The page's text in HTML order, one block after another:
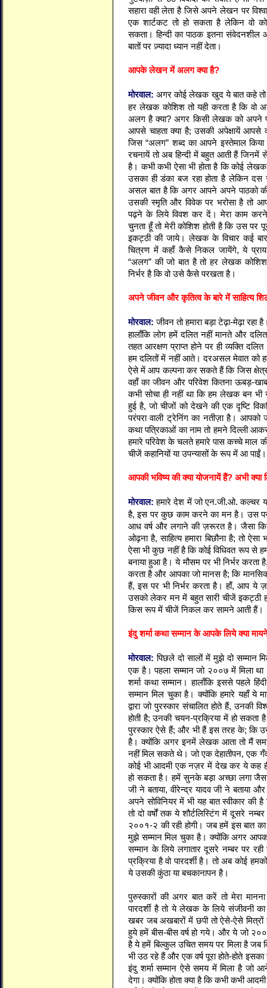
सहारा वही लेता है जिसे अपने लेखन पर
एक शार्टकट तो हो सकता है लेकिन वो
सकता। हिन्दी का पाठक इतना संवेदनशील
बातों पर ज़्यादा ध्यान नहीं देता।
आपके लेखन में अलग क्या है?
मोरवाल:अगर कोई लेखक खुद ये बात कहे तो
हर लेखक कोशिश तो यही करता है कि वो
अलग है क्या? अगर किसी लेखक को अपने
आपसे चाहता क्या है; उसकी अपेक्षायें
जिस “अलग” शब्द का आपने इस्तेमाल
रचनायें तो अब हिन्दी में बहुत आती हैं जिनमें से
है। कभी कभी ऐसा भी होता है कि कोई लेखक
उसका ही डंका बज रहा होता है लेकिन दस
असल बात है कि अगर आपने अपने पाठको
उसकी स्मृति और विवेक पर भरोसा है तो
पढ़ने के लिये विवश कर दें। मेरा काम
चुनता हूँ तो मेरी कोशिश होती है कि उस पर
इकट्ठी की जाये। लेखक के विचार कई बार
चित्रण में कहाँ कैसे निकल जायेंगे, ये
“अलग” की जो बात है तो हर लेखक
निर्भर है कि वो उसे कैसे परखता है।
अपने जीवन और कृतित्व के बारे में साहित्य
मोरवाल:जीवन तो हमारा बड़ा टेढ़ा-मेढ़ा
हालाँकि लोग हमें दलित नहीं मानते और
तहत आरक्षण प्राप्त होने पर ही व्यक्ति
हम दलितों में नहीं आते। दरअसल मेवात को
ऐसे में आप कल्पना कर सकते हैं कि जिस क्षेत्र
वहाँ का जीवन और परिवेश कितना ऊबड़-
कभी सोचा ही नहीं था कि हम लेखक बन
हुई है, जो चीजों को देखने की एक दृष्टि
परंपरा वाली ट्रेनिंग का नतीज़ा है। आपको
कथा पत्रिकाओं का नाम तो हमने दिल्ली
हमारे परिवेश के चलते हमारे पास कच्चे माल
चीजें कहानियों या उपन्यासों के रूप में आ पाईं।
आपकी भविष्य की क्या योजनायें हैं? अभी
मोरवाल:हमारे देश में जो एन.जी.ओ. कल्चर
है, इस पर कुछ काम करने का मन है। उस
आध वर्ष और लगाने की ज़रूरत है। जैसा कि
ओढ़ना है, साहित्य हमारा बिछौना है; तो
ऐसा भी कुछ नहीं है कि कोई विधिवत रूप से
बनाया हुआ है। ये मौसम पर भी निर्भर करता है,
करता है और आपका जो मानस है; कि
हैं, इस पर भी निर्भर करता है। हाँ, आप ये
उसको लेकर मन में बहुत सारी चीजें इकट्ठी हो
किस रूप में चीजें निकल कर सामने आती हैं।
इंदु शर्मा कथा सम्मान के आपके लिये क्या
मोरवाल:पिछले दो सालों में मुझे दो सम्मान
एक है। पहला सम्मान जो २००७ में मिला
शर्मा कथा सम्मान। हालाँकि इससे पहले
सम्मान मिल चुका है। क्योंकि हमारे यहाँ ये
द्वारा जो पुरस्कार संचालित होते हैं, उनकी
होती है; उनकी चयन-प्रक्रिया में हो सकता
पुरस्कार ऐसे हैं; और भी हैं इस तरह के; कि
है। क्योंकि अगर इनमें लेखक आता तो मैं
नहीं मिल सकते थे। जो एक देहातीपन, एक
कोई भी आदमी एक नज़र में देख कर ये कह
हो सकता है। हमें सुनके बड़ा अच्छा लगा
जी ने बताया, वीरेन्द्र यादव जी ने बताया
अपने सोविनियर में भी यह बात स्वीकार की
तो दो वर्षों तक ये शौर्टलिस्टिंग में दूसरे
२००१-२ की रही होगी। जब हमें इस बात का
मुझे सम्मान मिल चुका है। क्योंकि अगर
सम्मान के लिये लगातार दूसरे नम्बर पर
प्रक्रिया है वो पारदर्शी है। तो अब कोई
ये उसकी कुंठा या बचकानापन है।
पुरुस्कारों की अगर बात करें तो मेरा
पारदर्शी है तो ये लेखक के लिये संजीवनी
खबर जब अखबारों में छपी तो ऐसे-ऐसे
हुये हमें बीस-बीस वर्ष हो गये। और ये जो
है ये हमें बिल्कुल उचित समय पर मिला है जब
भी उठ रहे हैं और एक वर्ष पूरा होते-होते
इंदु शर्मा सम्मान ऐसे समय में मिला है जो
देगा। क्योंकि होता क्या है कि कभी कभी